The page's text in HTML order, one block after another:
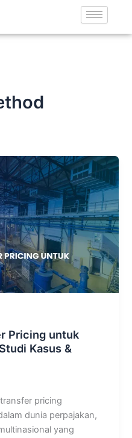
Pricing untuk
Kasus &
pricing
dunia perpajakan,
yang